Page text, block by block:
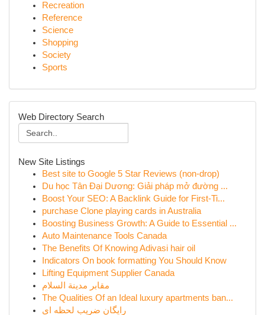
Recreation
Reference
Science
Shopping
Society
Sports
Web Directory Search
New Site Listings
Best site to Google 5 Star Reviews (non-drop)
Du học Tân Đại Dương: Giải pháp mở đường ...
Boost Your SEO: A Backlink Guide for First-Ti...
purchase Clone playing cards in Australia
Boosting Business Growth: A Guide to Essential ...
Auto Maintenance Tools Canada
The Benefits Of Knowing Adivasi hair oil
Indicators On book formatting You Should Know
Lifting Equipment Supplier Canada
مقابر مدينة السلام
The Qualities Of an Ideal luxury apartments ban...
رایگان ضریب لحظه ای